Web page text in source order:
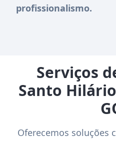
profissionalismo.
Serviços
Santo
Oferecemos soluções